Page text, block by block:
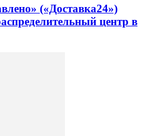
(«Доставка24»)
центр в